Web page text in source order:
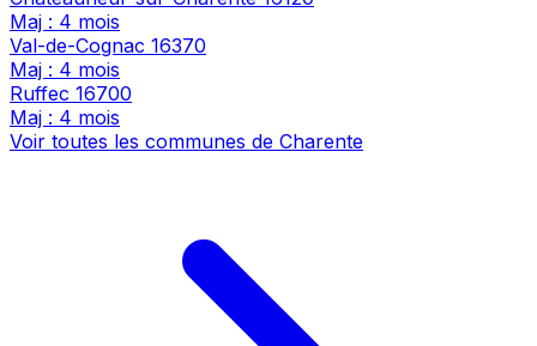
Maj : 4 mois
Val-de-Cognac 16370
Maj : 4 mois
Ruffec 16700
Maj : 4 mois
Voir toutes les communes de Charente